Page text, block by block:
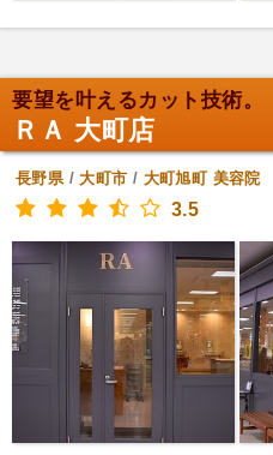
要望を叶えるカット技術。
ＲＡ 大町店
長野県/大町市 / 大町旭町 美容院
3.5